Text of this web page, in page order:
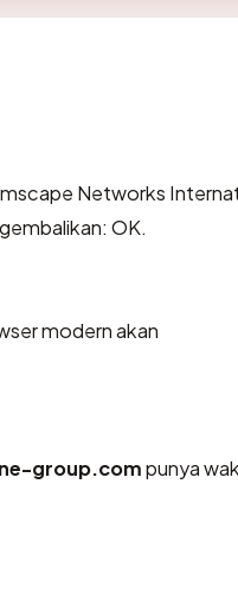
Networks
OK.
modern akan
group.compunya